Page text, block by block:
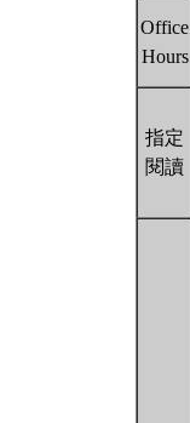
Office
Hours
指定
閱讀